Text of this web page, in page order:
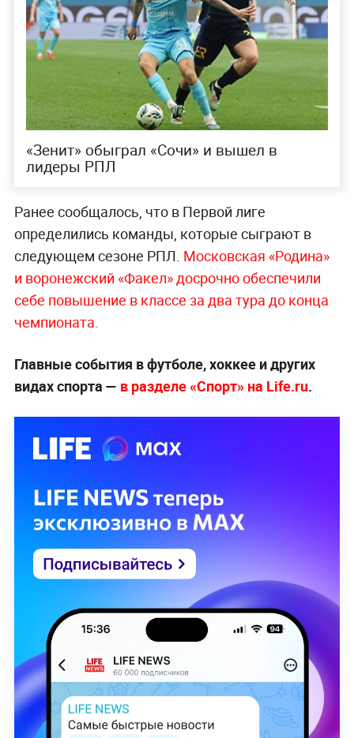
«Зенит» обыграл «Сочи» и вышел в
лидеры РПЛ
Ранее сообщалось, что в Первой лиге
определились команды, которые сыграют в
следующем сезоне РПЛ. Московская «Родина»
и воронежский «Факел» досрочно обеспечили
себе повышение в классе за два тура до конца
чемпионата.
Главные события в футболе, хоккее и других
видах спорта — в разделе «Спорт» на Life.ru.